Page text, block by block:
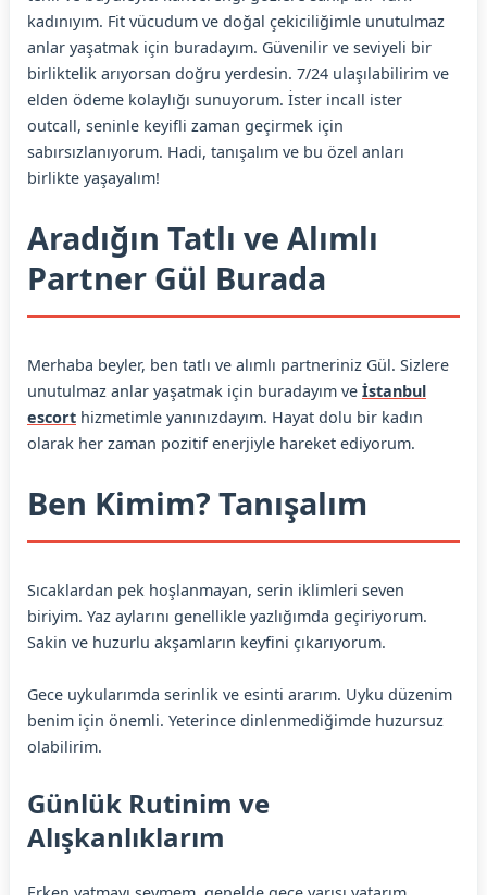
kadınıyım. Fit vücudum ve doğal çekiciliğimle unutulmaz
anlar yaşatmak için buradayım. Güvenilir ve seviyeli bir
birliktelik arıyorsan doğru yerdesin. 7/24 ulaşılabilirim ve
elden ödeme kolaylığı sunuyorum. İster incall ister
outcall, seninle keyifli zaman geçirmek için
sabırsızlanıyorum. Hadi, tanışalım ve bu özel anları
birlikte yaşayalım!
Aradığın Tatlı ve Alımlı
Partner Gül Burada
Merhaba beyler, ben tatlı ve alımlı partneriniz Gül. Sizlere
unutulmaz anlar yaşatmak için buradayım ve İstanbul
escort hizmetimle yanınızdayım. Hayat dolu bir kadın
olarak her zaman pozitif enerjiyle hareket ediyorum.
Ben Kimim? Tanışalım
Sıcaklardan pek hoşlanmayan, serin iklimleri seven
biriyim. Yaz aylarını genellikle yazlığımda geçiriyorum.
Sakin ve huzurlu akşamların keyfini çıkarıyorum.
Gece uykularımda serinlik ve esinti ararım. Uyku düzenim
benim için önemli. Yeterince dinlenmediğimde huzursuz
olabilirim.
Günlük Rutinim ve
Alışkanlıklarım